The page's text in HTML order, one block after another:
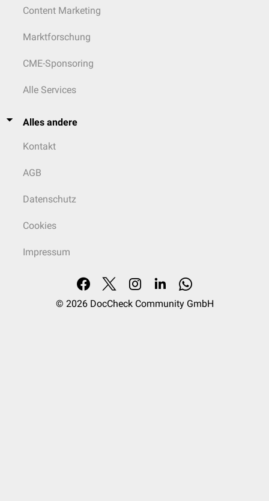
Content Marketing
Marktforschung
CME-Sponsoring
Alle Services
Alles andere
Kontakt
AGB
Datenschutz
Cookies
Impressum
© 2026 DocCheck Community GmbH